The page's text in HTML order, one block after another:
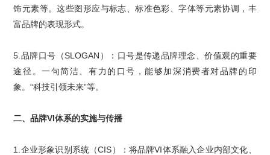
饰元素等。这些图形应与标志、标准色彩、字体等元素协调，丰
富品牌的表现形式。
5. 品牌口号 （SLOGAN ）：口号是传递品牌理念、价值观的重要
途径。一句简洁、有力的口号，能够加深消费者对品牌的印
象。“科技引领未来”等。
二、品牌VI体系的实施与传播
1. 企业形象识别系统（CIS）：将品牌VI体系融入企业内部文化、